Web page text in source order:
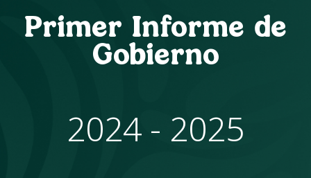
Primer Informe de
Gobierno
2024 - 2025